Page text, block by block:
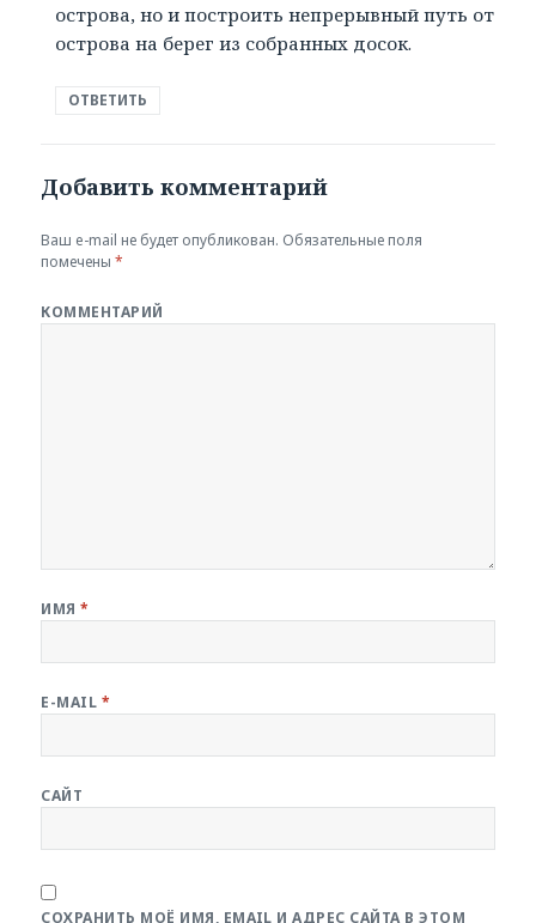
острова, но и построить непрерывный путь от
острова на берег из собранных досок.
ОТВЕТИТЬ
Добавить комментарий
Ваш e-mail не будет опубликован. Обязательные поля
помечены*
КОММЕНТАРИЙ
ИМЯ*
E-MAIL *
САЙТ
СОХРАНИТЬ МОЁ ИМЯ, EMAIL И АДРЕС САЙТА В ЭТОМ